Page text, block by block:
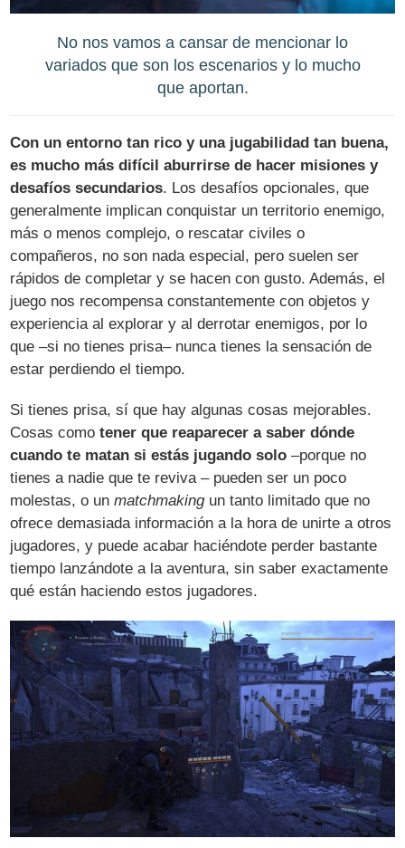
No nos vamos a cansar de mencionar lo
variados que son los escenarios y lo mucho
que aportan.
Con un entorno tan rico y una jugabilidad tan buena,
es mucho más difícil aburrirse de hacer misiones y
desafíos secundarios. Los desafíos opcionales, que
generalmente implican conquistar un territorio enemigo,
más o menos complejo, o rescatar civiles o
compañeros, no son nada especial, pero suelen ser
rápidos de completar y se hacen con gusto. Además, el
juego nos recompensa constantemente con objetos y
experiencia al explorar y al derrotar enemigos, por lo
que –si no tienes prisa– nunca tienes la sensación de
estar perdiendo el tiempo.
Si tienes prisa, sí que hay algunas cosas mejorables.
Cosas comotener que reaparecer a saber dónde
cuando te matan si estás jugando solo –porque no
tienes a nadie que te reviva – pueden ser un poco
molestas, o unmatchmakingun tanto limitado que no
ofrece demasiada información a la hora de unirte a otros
jugadores, y puede acabar haciéndote perder bastante
tiempo lanzándote a la aventura, sin saber exactamente
qué están haciendo estos jugadores.